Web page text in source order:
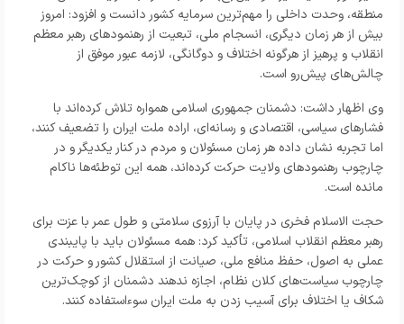
منطقه، وحدت داخلی را مهم‌ترین سرمایه کشور دانست و افزود: امروز
بیش از هر زمان دیگری، انسجام ملی، تبعیت از رهنمودهای رهبر معظم
انقلاب و پرهیز از هرگونه اختلاف و دوگانگی، لازمه عبور موفق از
چالش‌های پیش‌رو است.
وی اظهار داشت: دشمنان جمهوری اسلامی همواره تلاش کرده‌اند با
فشارهای سیاسی، اقتصادی و رسانه‌ای، اراده ملت ایران را تضعیف کنند،
اما تجربه نشان داده هر زمان مسئولان و مردم در کنار یکدیگر و در
چارچوب رهنمودهای ولایت حرکت کرده‌اند، همه این توطئه‌ها ناکام
مانده است.
حجت الاسلام فخری در پایان با آرزوی سلامتی و طول عمر با عزت برای
رهبر معظم انقلاب اسلامی، تأکید کرد: همه مسئولان باید با پایبندی
عملی به اصول، حفظ منافع ملی، صیانت از استقلال کشور و حرکت در
چارچوب سیاست‌های کلان نظام، اجازه ندهند دشمنان از کوچک‌ترین
شکاف یا اختلاف برای آسیب زدن به ملت ایران سوءاستفاده کنند.